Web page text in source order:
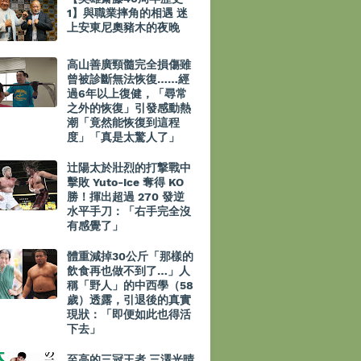
1】與職業摔角的相遇 迷
上安東尼奧豬木的夜晚
高山善廣頸髓完全損傷雖
曾被診斷無法恢復……經
過6年以上復健，「尋常
之外的恢復」引發感動熱
潮「竟然能恢復到這程
度」「真是太驚人了」
辻陽太於壯烈的打撃戰中
擊敗 Yuto-Ice 奪得 KO
勝！揮出超過 270 發逆
水平手刀：「右手完全沒
有感覺了」
體重減掉30公斤「那樣的
飲食再也做不到了…」人
稱「野人」的中西學（58
歲）透露，引退後的真實
現狀：「即便如此也得活
下去」